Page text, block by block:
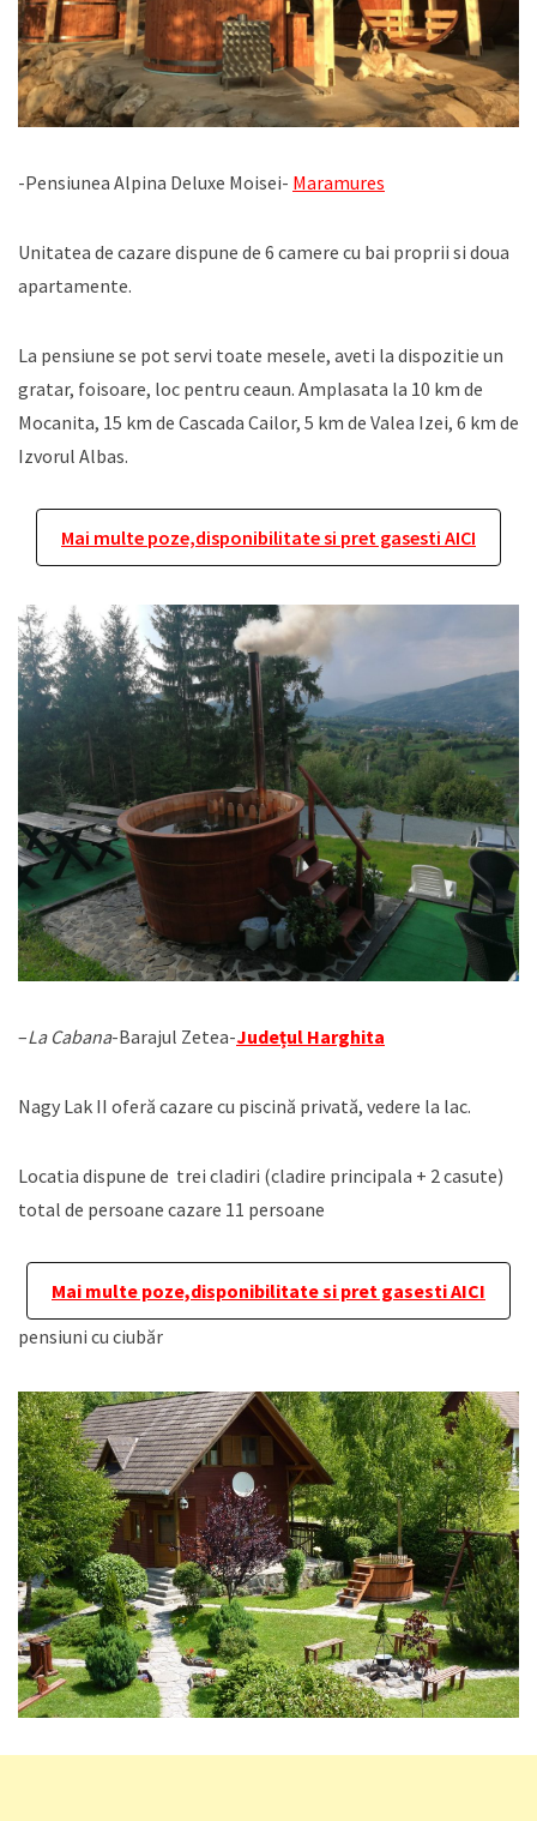
-Pensiunea Alpina Deluxe Moisei- Maramures
Unitatea de cazare dispune de 6 camere cu bai proprii si doua
apartamente.
La pensiune se pot servi toate mesele, aveti la dispozitie un
gratar, foisoare, loc pentru ceaun. Amplasata la 10 km de
Mocanita, 15 km de Cascada Cailor, 5 km de Valea Izei, 6 km de
Izvorul Albas.
Mai multe poze,disponibilitate si pret gasesti AICI
–La Cabana-Barajul Zetea-Județul Harghita
Nagy Lak II oferă cazare cu piscină privată, vedere la lac.
Locatia dispune de trei cladiri (cladire principala + 2 casute)
total de persoane cazare 11 persoane
Mai multe poze,disponibilitate si pret gasesti AICI
pensiuni cu ciubăr